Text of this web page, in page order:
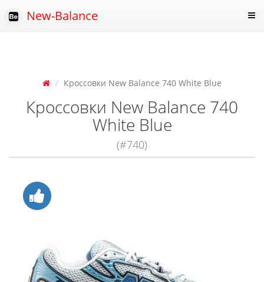
New-Balance
Кроссовки New Balance 740 White Blue
Кроссовки New Balance 740
White Blue
(#740)